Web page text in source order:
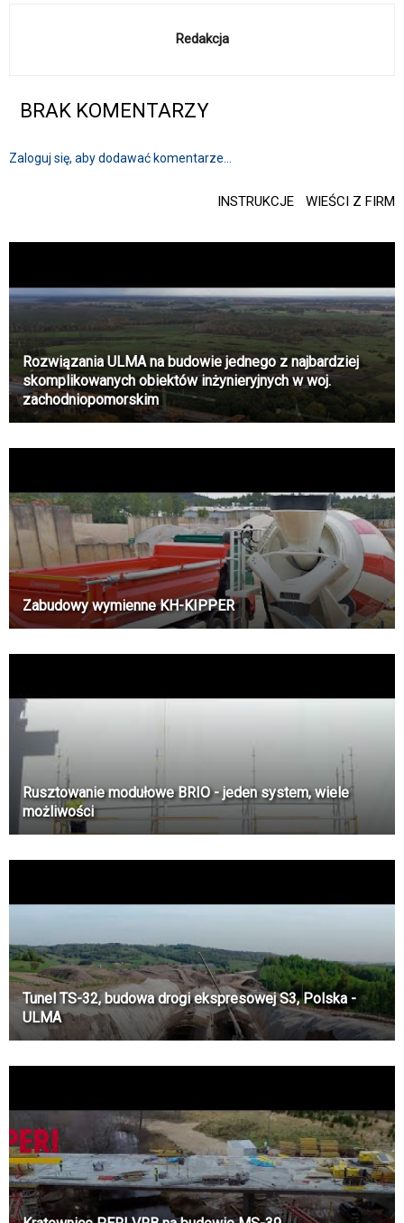
Redakcja
BRAK KOMENTARZY
Zaloguj się, aby dodawać komentarze...
INSTRUKCJE WIEŚCI Z FIRM
Rozwiązania ULMA na budowie jednego z najbardziej
skomplikowanych obiektów inżynieryjnych w woj.
zachodniopomorskim
Zabudowy wymienne KH-KIPPER
Rusztowanie modułowe BRIO - jeden system, wiele
możliwości
Tunel TS-32, budowa drogi ekspresowej S3, Polska -
ULMA